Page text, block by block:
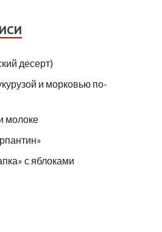
десерт)
и морковью по-
молоке
с яблоками